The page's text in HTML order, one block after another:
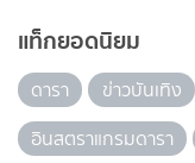
แท็กยอดนิยม
ดารา ข่าวบันเทิง
อินสตราแกรมดารา